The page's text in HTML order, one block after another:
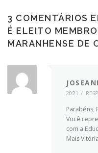
3 COMENTÁRIOS
É ELEITO
MARANHENSE DE
2021
Parabéns,
Você
com a
Mais